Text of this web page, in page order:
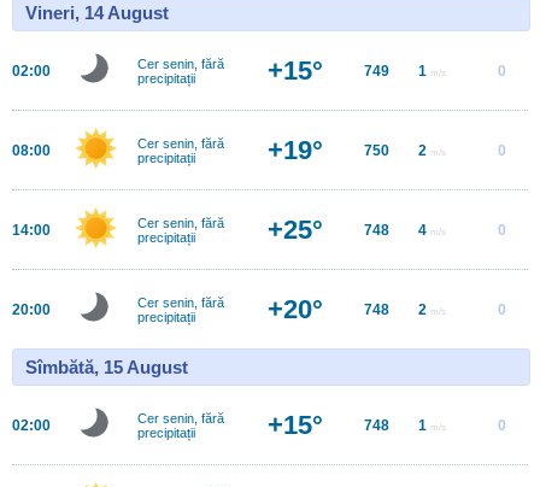
Vineri, 14 August
02:00
Cer senin, fără
precipitații
+15° 749 1 m/s 0
08:00
Cer senin, fără
precipitații
+19° 750 2 m/s 0
14:00
Cer senin, fără
precipitații
+25° 748 4 m/s 0
20:00
Cer senin, fără
precipitații
+20° 748 2 m/s 0
Sîmbătă, 15 August
02:00
Cer senin, fără
precipitații
+15° 748 1 m/s 0